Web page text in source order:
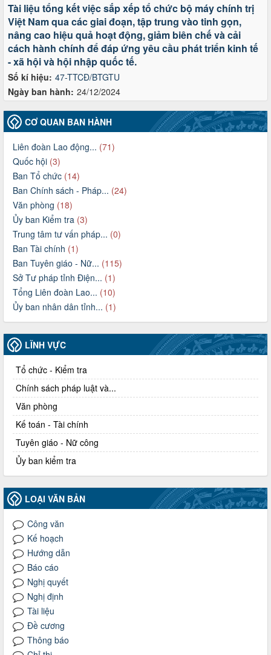
Số kí hiệu: 47-TTCĐ/BTGTU
Ngày ban hành: 24/12/2024
Tài liệu tổng kết việc sắp xếp tổ chức bộ máy chính trị
Việt Nam qua các giai đoạn, tập trung vào tinh gọn,
nâng cao hiệu quả hoạt động, giảm biên chế và cải
cách hành chính để đáp ứng yêu cầu phát triển kinh tế
- xã hội và hội nhập quốc tế.
CƠ QUAN BAN HÀNH
Liên đoàn Lao động... (71)
Quốc hội (3)
Ban Tổ chức (14)
Ban Chính sách - Pháp... (24)
Văn phòng (18)
Ủy ban Kiểm tra (3)
Trung tâm tư vấn pháp... (0)
Ban Tài chính (1)
Ban Tuyên giáo - Nữ... (115)
Sở Tư pháp tỉnh Điện... (1)
Tổng Liên đoàn Lao... (10)
Ủy ban nhân dân tỉnh... (1)
LĨNH VỰC
Tổ chức - Kiểm tra
Chính sách pháp luật và...
Văn phòng
Kế toán - Tài chính
Tuyên giáo - Nữ công
Ủy ban kiểm tra
LOẠI VĂN BẢN
Công văn
Kế hoạch
Hướng dẫn
Báo cáo
Nghị quyết
Nghị định
Tài liệu
Đề cương
Thông báo